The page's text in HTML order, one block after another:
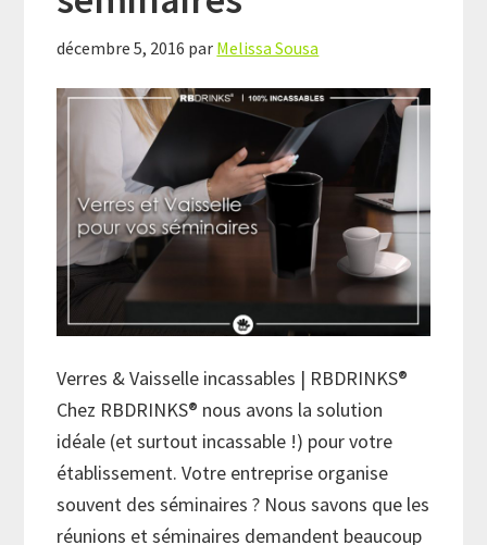
décembre 5, 2016 par Melissa Sousa
Verres & Vaisselle incassables | RBDRINKS®
Chez RBDRINKS® nous avons la solution
idéale (et surtout incassable !) pour votre
établissement. Votre entreprise organise
souvent des séminaires ? Nous savons que les
réunions et séminaires demandent beaucoup